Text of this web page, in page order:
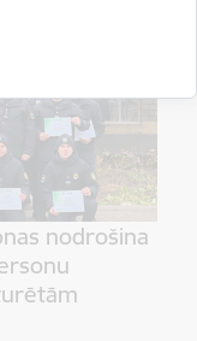
nodrošina